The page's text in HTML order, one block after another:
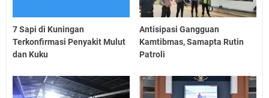
7 Sapi di Kuningan
Terkonfirmasi Penyakit Mulut
dan Kuku
Antisipasi Gangguan
Kamtibmas, Samapta Rutin
Patroli